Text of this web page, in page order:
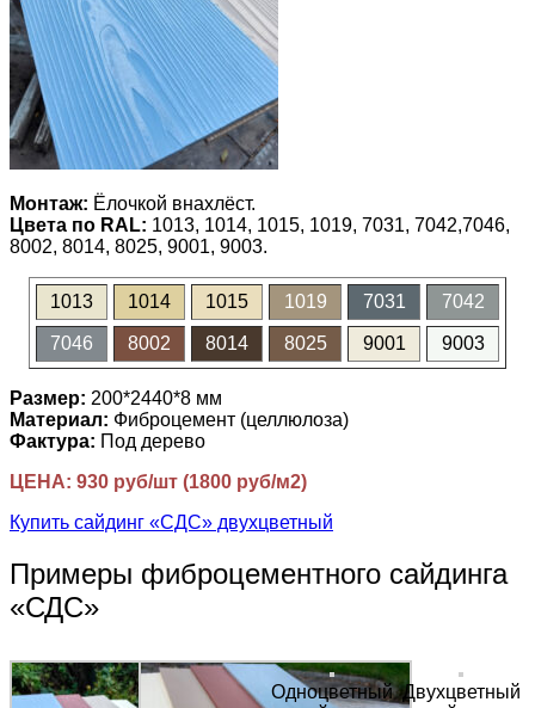
Монтаж: Ёлочкой внахлёст.
Цвета по RAL: 1013, 1014, 1015, 1019, 7031, 7042,7046,
8002, 8014, 8025, 9001, 9003.
1013 1014 1015 1019 7031 7042
7046 8002 8014 8025 9001 9003
Размер: 200*2440*8 мм
Материал: Фиброцемент (целлюлоза)
Фактура: Под дерево
ЦЕНА: 930 руб/шт (1800 руб/м2)
Купить сайдинг «СДС» двухцветный
Примеры фиброцементного сайдинга
«СДС»
Одноцветный Двухцветный